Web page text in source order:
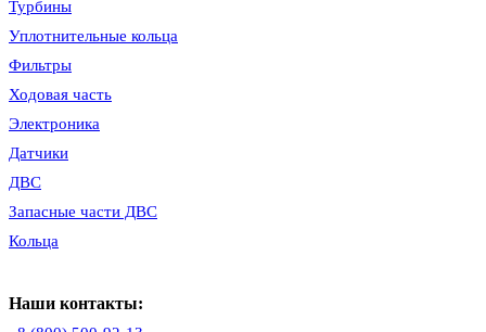
Турбины
Уплотнительные кольца
Фильтры
Ходовая часть
Электроника
Датчики
ДВС
Запасные части ДВС
Кольца
Наши контакты: